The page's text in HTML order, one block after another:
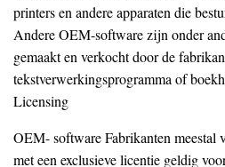
printers en andere apparaten die
Andere OEM-software zijn onder
gemaakt en verkocht door de
tekstverwerkingsprogramma of
Licensing
OEM- software Fabrikanten meestal
met een exclusieve licentie geldig